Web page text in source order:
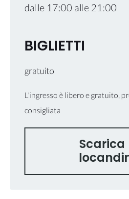
dalle 17:00 alle 21:00
BIGLIETTI
gratuito
L'ingresso è libero e gratuito,
consigliata
Scarica